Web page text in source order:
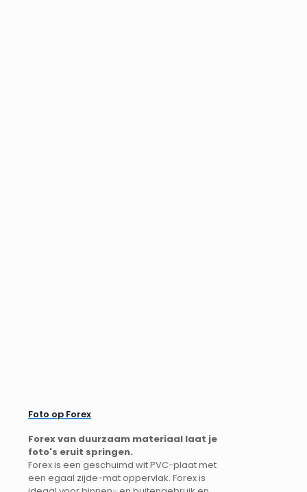
Foto op Forex
Forex van duurzaam materiaal laat je
foto's eruit springen.
Forex is een geschuimd wit PVC-plaat met
een egaal zijde-mat oppervlak. Forex is